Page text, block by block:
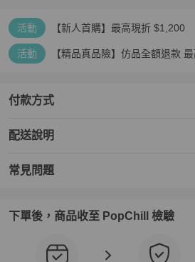
活動 【新人首購】最高現折 $1,200
活動 【精品真品險】仿品全額退款
付款方式
配送說明
常見問題
下單後，商品收至 PopChill 檢驗